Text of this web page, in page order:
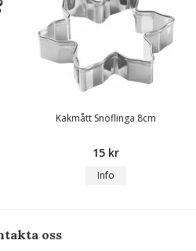
Kakmått Snöflinga 8cm
15 kr
Info
oss